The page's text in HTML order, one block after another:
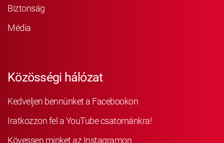
Biztonság
Média
Közösségi hálózat
Kedveljen bennünket a Facebookon
Iratkozzon fel a YouTube csatornánkra!
Kövessen minket az Instagramon